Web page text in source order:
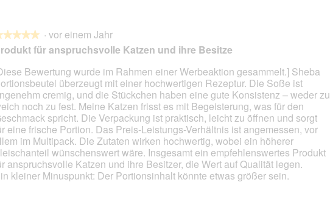
· vor einem Jahr
für anspruchsvolle Katzen und ihre Besitze
Bewertung wurde im Rahmen einer Werbeaktion gesammelt.] Sheba
überzeugt mit einer hochwertigen Rezeptur. Die Soße ist
cremig, und die Stückchen haben eine gute Konsistenz – weder zu
noch zu fest. Meine Katzen frisst es mit Begeisterung, was für den
spricht. Die Verpackung ist praktisch, leicht zu öffnen und sorgt
eine frische Portion. Das Preis-Leistungs-Verhältnis ist angemessen, vor
im Multipack. Die Zutaten wirken hochwertig, wobei ein höherer
wünschenswert wäre. Insgesamt ein empfehlenswertes Produkt
anspruchsvolle Katzen und ihre Besitzer, die Wert auf Qualität legen.
kleiner Minuspunkt: Der Portionsinhalt könnte etwas größer sein.